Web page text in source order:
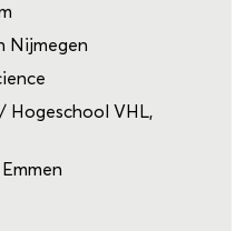
Nijmegen
Hogeschool VHL,